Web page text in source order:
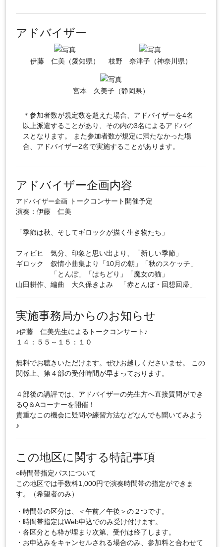
アドバイザー
伊藤 仁美（愛知県） 枝野 奈津子（神奈川県）
宮本 久美子（静岡県）
＊参加者数が規定数を超えた場合、アドバイザーを4名
以上派遣することがあり、その内の3名によるアドバイ
スとなります。 また参加者数が規定に満たなかった場
合、アドバイザー2名で実施することがあります。
アドバイザー企画内容
アドバイザー企画トークコンサート開催予定
演奏：伊藤 仁美
「季節は秋、そしてギロックが描く生き物たち」
フィビヒ 気分、印象と思い出より、「新しい季節」
ギロック 叙情小曲集より「10月の朝」「秋のスケッチ」
「とんぼ」「はちどり」「魔女の猫」
山田耕作、編曲 大久保きよみ 「赤とんぼ・回想回帰」
実施事務局からのお知らせ
♪伊藤 仁美先生によるトークコンサート♪
１４：５５～１５：１０
無料でお聴きいただけます。ぜひお越しくださいませ。 この
関係上、第４部の受付時間が早まっております。
４部後の講評では、アドバイザーの先生方へ直接質問ができ
るQ＆Aコーナーを開催！
貴重なこの機会に疑問や練習方法などなんでも聞いてみよう
♪
この地区に関する特記事項
○時間帯指定パスについて
この地区では手数料1,000円で演奏時間帯の指定ができま
す。（希望者のみ）
・時間帯の区分は、＜午前／午後＞の２つです。
・時間帯指定はWeb申込でのみ受け付けます。
・各区分とも枠が埋まり次第、受付は終了します。
・お申込みをキャンセルされる場合のみ、参加料と合わせて